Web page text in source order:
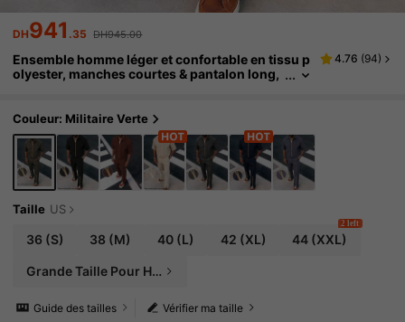
DH941 .35 DH945.00
Ensemble homme léger et confortable en tissu p
olyester, manches courtes & pantalon long,
4.76 (94)
Couleur: Militaire Verte
Taille US
36 (S) 38 (M) 40(L) 42 (XL) 44 (XXL)
2 left
Grande Taille Pour Hommes
Vérifier ma taille
Guide des tailles